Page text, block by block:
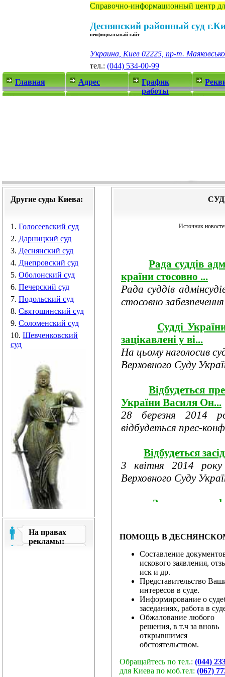
Справочно-информационный центр
Деснянский районный суд
неофициальный сайт
Украина, Киев 02225, пр-т.
тел.: (044) 534-00-99
Главная
Адрес
График
работы
Другие суды Киева:
1. Голосеевский суд
2. Дарницкий суд
3. Деснянский суд
4. Днепровский суд
5. Оболонский суд
6. Печерский суд
7. Подольский суд
8. Святошинский суд
9. Соломенский суд
10. Шевченковский
суд
На правах
рекламы:
Источник
Рада суддів
країни стосовно ...
Рада суддів
стосовно
Судді
зацікавлені у ві...
На цьому наголосив
Верховного Суду
Відбудеться
України Василя Он...
28 березня 2014
відбудеться прес-
Відбудеться
3 квітня 2014
Верховного Суду
Затверджено
про розгляд
Рада суддів
програми заході...
24 березня 2014
господарських судів.
&...
суддів і працівників...
ПОМОЩЬ В ДЕСНЯНСКОМ
Составление
искового заявления,
иск и др.
Представительство
интересов в суде.
Информирование о
заседаниях, работа в
Обжалование любого
решения, в т.ч за вновь
открывшимся
обстоятельством.
Обращайтесь по тел.: (044)
для Киева по моб.тел: (067)